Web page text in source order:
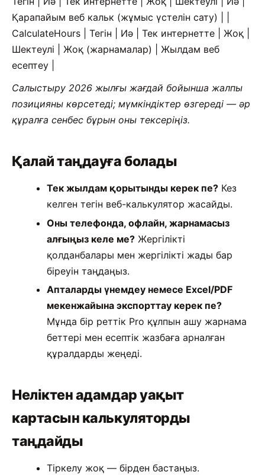
Қарапайым веб кальк (жұмыс үстелін сату) | |
CalculateHours | Тегін | Иә | Тек интернетте | Жоқ |
Шектеулі | Жоқ (жарнамалар) | Жылдам веб
есептеу |
Салыстыру 2026 жылғы жағдай бойынша жалпы
позицияны көрсетеді; мүмкіндіктер өзгереді — әр
құралға сенбес бұрын оны тексеріңіз.
Қалай таңдауға болады
Тек жылдам қорытынды керек пе? Кез
келген тегін веб-калькулятор жасайды.
Оны телефонда, офлайн, жарнамасыз
алғыңыз келе ме? Жергілікті
қолданбалары мен жергілікті жады бар
біреуін таңдаңыз.
Апталарды үнемдеу немесе Excel/PDF
мекенжайына экспорттау керек пе?
Мұнда бір реттік Pro құлпын ашу жарнама
беттері мен есептік жазбаға арналған
құралдарды жеңеді.
Неліктен адамдар уақыт
картасын калькуляторды
таңдайды
Тіркелу жоқ — бірден бастаңыз.